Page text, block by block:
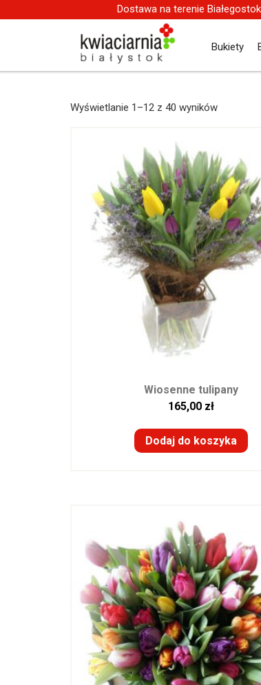
Dostawa na terenie
Bukiety
Wyświetlanie 1–12 z 40 wyników
Wiosenne tulipany
165,00 zł
Dodaj do koszyka